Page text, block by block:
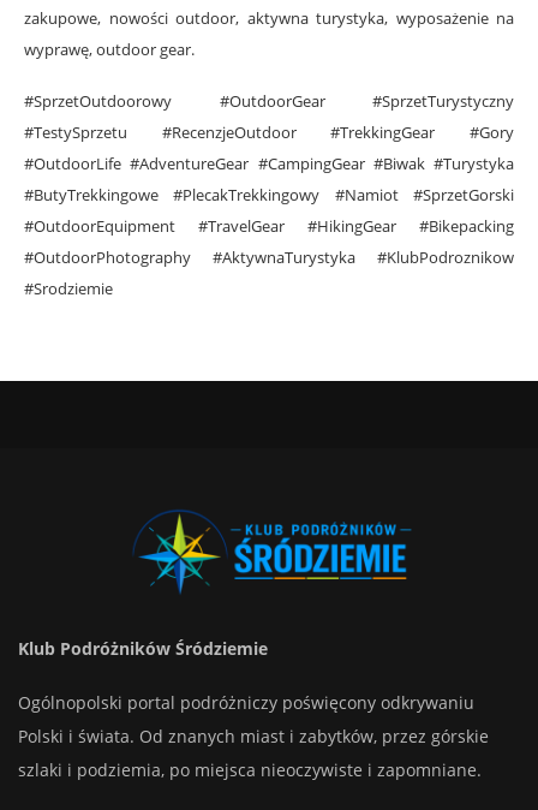
zakupowe, nowości outdoor, aktywna turystyka, wyposażenie na
wyprawę, outdoor gear.
#SprzetOutdoorowy #OutdoorGear #SprzetTurystyczny
#TestySprzetu #RecenzjeOutdoor #TrekkingGear #Gory
#OutdoorLife #AdventureGear #CampingGear #Biwak #Turystyka
#ButyTrekkingowe #PlecakTrekkingowy #Namiot #SprzetGorski
#OutdoorEquipment #TravelGear #HikingGear #Bikepacking
#OutdoorPhotography #AktywnaTurystyka #KlubPodroznikow
#Srodziemie
Klub Podróżników Śródziemie
Ogólnopolski portal podróżniczy poświęcony odkrywaniu
Polski i świata. Od znanych miast i zabytków, przez górskie
szlaki i podziemia, po miejsca nieoczywiste i zapomniane.